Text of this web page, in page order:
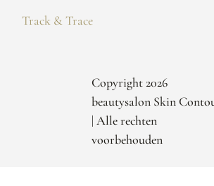
Track & Trace
Copyright 2026
beautysalon Skin
| Alle rechten
voorbehouden